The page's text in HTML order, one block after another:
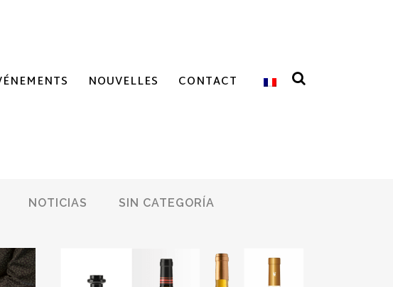
NOUVELLES CONTACT
NOTICIAS SIN CATEGORÍA